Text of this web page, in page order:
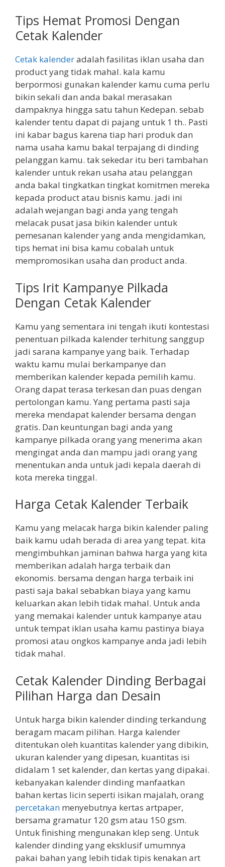
Tips Hemat Promosi Dengan
Cetak Kalender
Cetak kalenderadalah fasilitas iklan usaha dan
product yang tidak mahal. kala kamu
berpormosi gunakan kalender kamu cuma perlu
bikin sekali dan anda bakal merasakan
dampaknya hingga satu tahun Kedepan. sebab
kalender tentu dapat di pajang untuk 1 th.. Pasti
ini kabar bagus karena tiap hari produk dan
nama usaha kamu bakal terpajang di dinding
pelanggan kamu. tak sekedar itu beri tambahan
kalender untuk rekan usaha atau pelanggan
anda bakal tingkatkan tingkat komitmen mereka
kepada product atau bisnis kamu. jadi ini
adalah wejangan bagi anda yang tengah
melacak pusat jasa bikin kalender untuk
pemesanan kalender yang anda mengidamkan,
tips hemat ini bisa kamu cobalah untuk
mempromosikan usaha dan product anda.
Tips Irit Kampanye Pilkada
Dengan Cetak Kalender
Kamu yang sementara ini tengah ikuti kontestasi
penentuan pilkada kalender terhitung sanggup
jadi sarana kampanye yang baik. Terhadap
waktu kamu mulai berkampanye dan
memberikan kalender kepada pemilih kamu.
Orang dapat terasa terkesan dan puas dengan
pertolongan kamu. Yang pertama pasti saja
mereka mendapat kalender bersama dengan
gratis. Dan keuntungan bagi anda yang
kampanye pilkada orang yang menerima akan
mengingat anda dan mampu jadi orang yang
menentukan anda untuk jadi kepala daerah di
kota mereka tinggal.
Harga Cetak Kalender Terbaik
Kamu yang melacak harga bikin kalender paling
baik kamu udah berada di area yang tepat. kita
mengimbuhkan jaminan bahwa harga yang kita
memberikan adalah harga terbaik dan
ekonomis. bersama dengan harga terbaik ini
pasti saja bakal sebabkan biaya yang kamu
keluarkan akan lebih tidak mahal. Untuk anda
yang memakai kalender untuk kampanye atau
untuk tempat iklan usaha kamu pastinya biaya
promosi atau ongkos kampanye anda jadi lebih
tidak mahal.
Cetak Kalender Dinding Berbagai
Pilihan Harga dan Desain
Untuk harga bikin kalender dinding terkandung
beragam macam pilihan. Harga kalender
ditentukan oleh kuantitas kalender yang dibikin,
ukuran kalender yang dipesan, kuantitas isi
didalam 1 set kalender, dan kertas yang dipakai.
kebanyakan kalender dinding manfaatkan
bahan kertas licin seperti isikan majalah, orang
percetakan menyebutnya kertas artpaper,
bersama gramatur 120 gsm atau 150 gsm.
Untuk finishing mengunakan klep seng. Untuk
kalender dinding yang eksklusif umumnya
pakai bahan yang lebih tidak tipis kenakan art